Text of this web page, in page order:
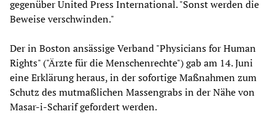
gegenüber United Press International. "Sonst werden die
Beweise verschwinden."
Der in Boston ansässige Verband "Physicians for Human
Rights" ("Ärzte für die Menschenrechte") gab am 14. Juni
eine Erklärung heraus, in der sofortige Maßnahmen zum
Schutz des mutmaßlichen Massengrabs in der Nähe von
Masar-i-Scharif gefordert werden.